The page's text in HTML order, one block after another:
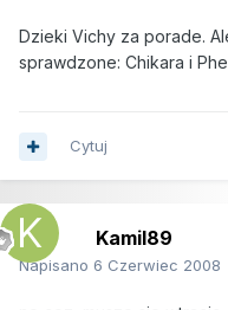
Dzieki Vichy za porade.
sprawdzone: Chikara i
Cytuj
Kamil89
Napisano 6 Czerwiec 2008